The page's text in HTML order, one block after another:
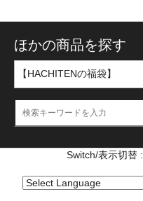
ほかの商品を探す
Switch/表示切替 :